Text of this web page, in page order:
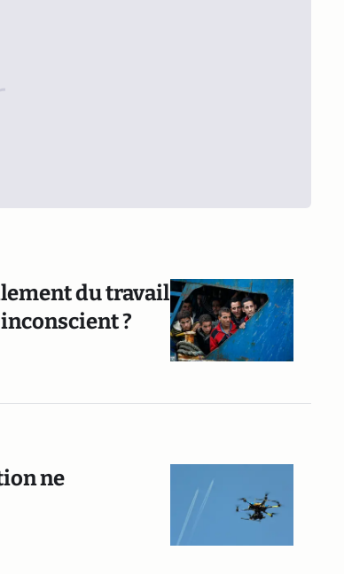
du travail
?
ne